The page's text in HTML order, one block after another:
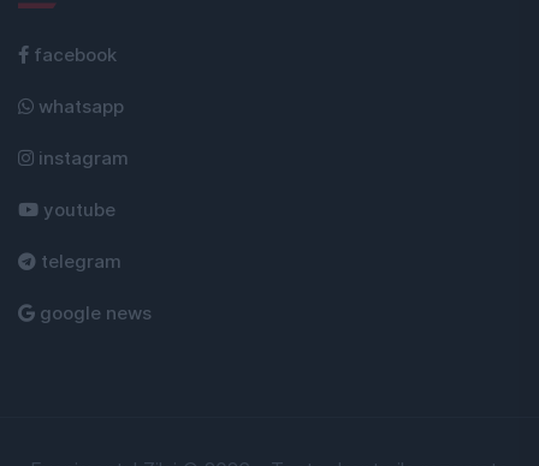
facebook
whatsapp
instagram
youtube
telegram
google news